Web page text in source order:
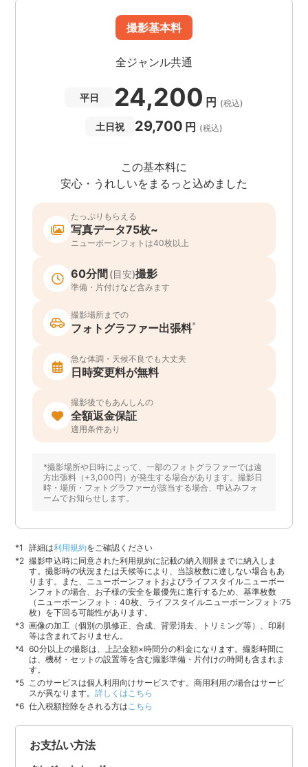
撮影基本料
全ジャンル共通
平日 24,200 円 (税込)
土日祝 29,700 円 (税込)
この基本料に
安心・うれしいをまるっと込めました
たっぷりもらえる
写真データ75枚~
ニューボーンフォトは40枚以上
60分間(目安)撮影
準備・片付けなど含みます
撮影場所までの
フォトグラファー出張料*
急な体調・天候不良でも大丈夫
日時変更料が無料
撮影後でもあんしんの
全額返金保証
適用条件あり
*撮影場所や日時によって、一部のフォトグラファーでは遠
方出張料（+3,000円）が発生する場合があります。撮影日
時・場所・フォトグラファーが該当する場合、申込みフォ
ームでお知らせします。
詳細は利用規約をご確認ください
撮影申込時に同意された利用規約に記載の納入期限までに納入しま
す。撮影時の状況または天候等により、当該枚数に達しない場合もあ
ります。また、ニューボーンフォトおよびライフスタイルニューボー
ンフォトの場合、お子様の安全を最優先に進行するため、基準枚数
（ニューボーンフォト：40枚、ライフスタイルニューボーンフォト:75
枚）を下回る可能性があります。
画像の加工（個別の肌修正、合成、背景消去、トリミング等）、印刷
等は含まれておりません。
60分以上の撮影は、上記金額×時間分の料金になります。撮影時間に
は、機材・セットの設置等を含む撮影準備・片付けの時間も含まれま
す。
このサービスは個人利用向けサービスです。商用利用の場合はサービ
スが異なります。詳しくはこちら
仕入税額控除をされる方はこちら
お支払い方法